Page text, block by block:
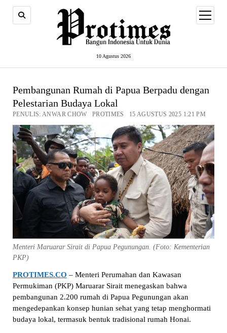
10 Agustus 2026
open
menu
Pembangunan Rumah di Papua Berpadu dengan
Pelestarian Budaya Lokal
PENULIS: ANWAR CHOW PROTIMES 15 AGUSTUS 2025 1:21 PM
Menteri Maruarar Sirait di Papua Pegunungan. (Foto: Kementerian
PKP)
PROTIMES.CO – Menteri Perumahan dan Kawasan
Permukiman (PKP) Maruarar Sirait menegaskan bahwa
pembangunan 2.200 rumah di Papua Pegunungan akan
mengedepankan konsep hunian sehat yang tetap menghormati
budaya lokal, termasuk bentuk tradisional rumah Honai.